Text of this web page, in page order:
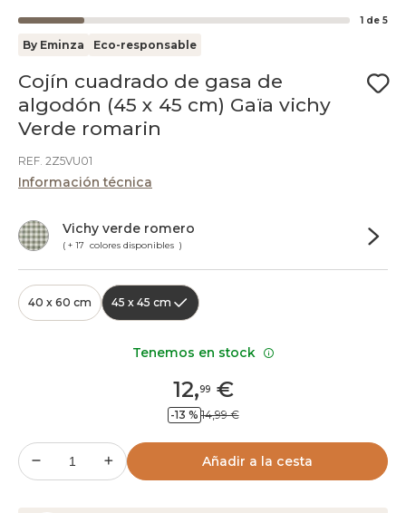
1 de 5
By Eminza Eco-responsable
Cojín cuadrado de gasa de
algodón (45 x 45 cm) Gaïa vichy
Verde romarin
REF. 2Z5VU01
Información técnica
Vichy verde romero
( + 17 colores disponibles )
40 x 60 cm 45 x 45 cm
12,99€
-13 % 14,99 €
Añadir a la cesta